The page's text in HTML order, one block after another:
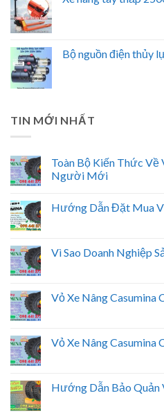
Bộ nguồn điện thủy
TIN MỚI NHẤT
Toàn Bộ Kiến Thức Về
Người Mới
Hướng Dẫn Đặt Mua
Vì Sao Doanh Nghiệp
Vỏ Xe Nâng Casumina
Vỏ Xe Nâng Casumina
Hướng Dẫn Bảo Quản